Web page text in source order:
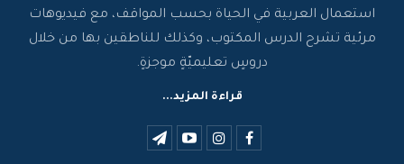
استعمال العربية في الحياة بحسب المواقف، مع فيديوهات
مرئية تشرح الدرس المكتوب، وكذلك للناطقين بها من خلال
دروسٍ تعليميّةٍ موجزةٍ.
قراءة المزيد...